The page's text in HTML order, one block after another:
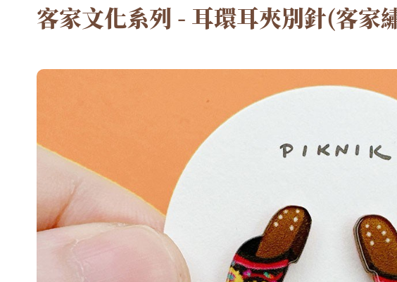
客家文化系列 - 耳環耳夾別針(客家